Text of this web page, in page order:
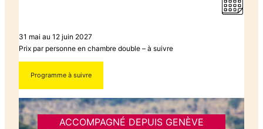
31 mai au 12 juin 2027
Prix par personne en chambre double – à suivre
Programme à suivre
ACCOMPAGNÉ DEPUIS GENÈVE